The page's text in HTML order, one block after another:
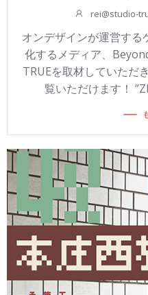
rei@studio-
オンデザインが運営す
化するメディア、
TRUEを取材していただ
覧いただけます！